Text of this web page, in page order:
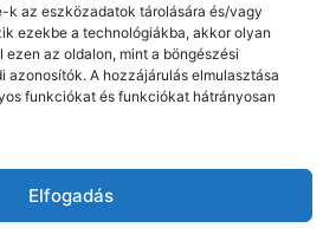
k az eszközadatok tárolására és/vagy
ezekbe a technológiákba, akkor olyan
az oldalon, mint a böngészési
azonosítók. A hozzájárulás elmulasztása
funkciókat és funkciókat hátrányosan
Elfogadás
és ereszcsatorna tisztítás
héten belül, garanciával és
látható eredményekkel.